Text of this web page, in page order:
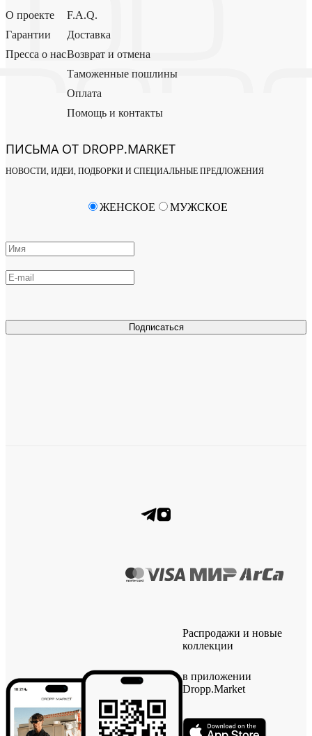
О проекте
Гарантии
Пресса о нас
F.A.Q.
Доставка
Возврат и отмена
Таможенные пошлины
Оплата
Помощь и контакты
ПИСЬМА ОТ DROPP.MARKET
НОВОСТИ, ИДЕИ, ПОДБОРКИ И СПЕЦИАЛЬНЫЕ ПРЕДЛОЖЕНИЯ
Подписаться
ЖЕНСКОЕ МУЖСКОЕ
Распродажи и новые
коллекции
в приложении
Dropp.Market